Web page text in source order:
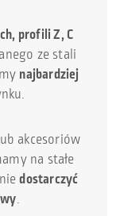
profili Z, C
ze stali
najbardziej
akcesoriów
na stałe
dostarczyć
.